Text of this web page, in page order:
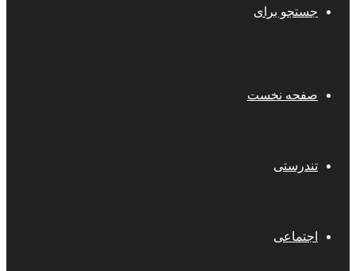
جستجو برای
صفحه نخست
تندرستی
اجتماعی